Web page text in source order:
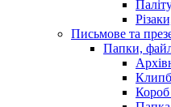
Письмове та
Папки,
Короб